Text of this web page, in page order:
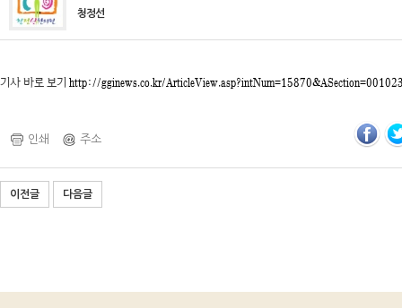
청정선
기사 바로 보기 http://gginews.co.kr/
인쇄 주소
이전글 다음글